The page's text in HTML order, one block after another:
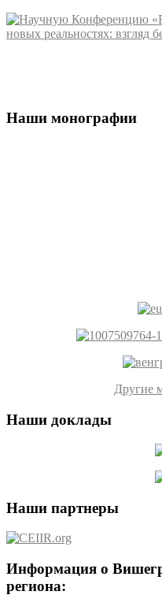
Наши монографии
Другие
Наши доклады
Наши партнеры
Информация о
региона: